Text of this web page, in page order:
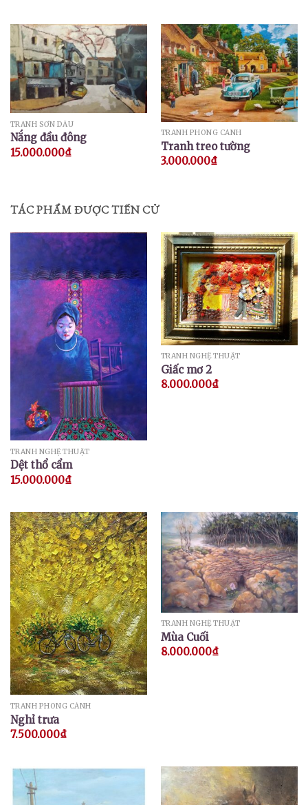
TRANH SƠN DẦU
Nắng đầu đông
15.000.000₫
TRANH PHONG CẢNH
Tranh treo tường
3.000.000₫
TÁC PHẨM ĐƯỢC TIẾN CỬ
TRANH NGHỆ THUẬT
Dệt thổ cẩm
15.000.000₫
TRANH NGHỆ THUẬT
Giấc mơ 2
8.000.000₫
TRANH PHONG CẢNH
Nghỉ trưa
7.500.000₫
TRANH NGHỆ THUẬT
Mùa Cuối
8.000.000₫